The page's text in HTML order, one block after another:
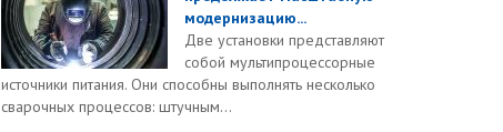
модернизацию...
Две установки представляют
собой мультипроцессорные
источники питания. Они способны выполнять несколько
сварочных процессов: штучным...